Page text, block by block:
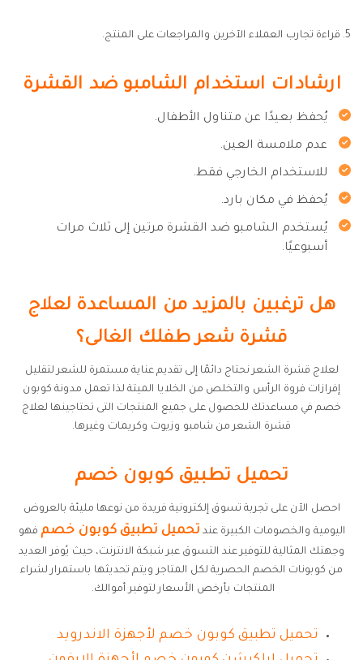
5. قراءة تجارب العملاء الآخرين والمراجعات على المنتج.
ارشادات استخدام الشامبو ضد القشرة
يُحفظ بعيدًا عن متناول الأطفال.
عدم ملامسة العين.
للاستخدام الخارجي فقط.
يُحفظ في مكان بارد.
يُستخدم الشامبو ضد القشرة مرتين إلى ثلاث مرات
أسبوعيًا.
هل ترغبين بالمزيد من المساعدة لعلاج
قشرة شعر طفلك الغالى؟
لعلاج قشرة الشعر نحتاج دائمًا إلى تقديم عناية مستمرة للشعر لتقليل
إفرازات فروة الرأس والتخلص من الخلايا الميتة لذا تعمل مدونة كوبون
خصم في مساعدتك للحصول على جميع المنتجات التى تحتاجينها لعلاج
قشرة الشعر من شامبو وزيوت وكريمات وغيرها.
تحميل تطبيق كوبون خصم
احصل الآن على تجربة تسوق إلكترونية فريدة من نوعها مليئة بالعروض
اليومية والخصومات الكبيرة عند تحميل تطبيق كوبون خصم فهو
وجهتك المثالية للتوفير عند التسوق عبر شبكة الانترنت، حيث يُوفر العديد
من كوبونات الخصم الحصرية لكل المتاجر ويتم تحديثها باستمرار لشراء
المنتجات بأرخص الأسعار لتوفير أموالك.
تحميل تطبيق كوبون خصم لأجهزة الاندرويد